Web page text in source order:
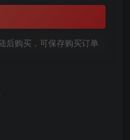
后购买，可保存购买订单